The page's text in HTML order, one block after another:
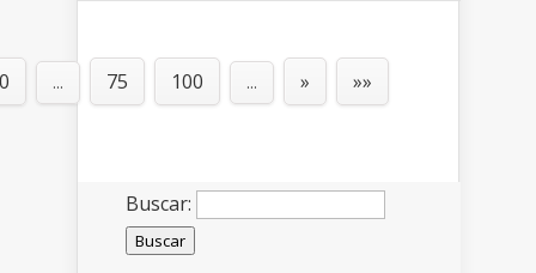
... 75 100 ... » »»
Buscar: